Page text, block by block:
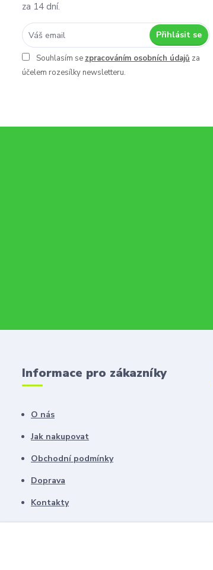
za 14 dní.
Přihlásit se
Souhlasím se zpracováním osobních údajů za
účelem rozesílky newsletteru.
Informace pro zákazníky
O nás
Jak nakupovat
Obchodní podmínky
Doprava
Kontakty